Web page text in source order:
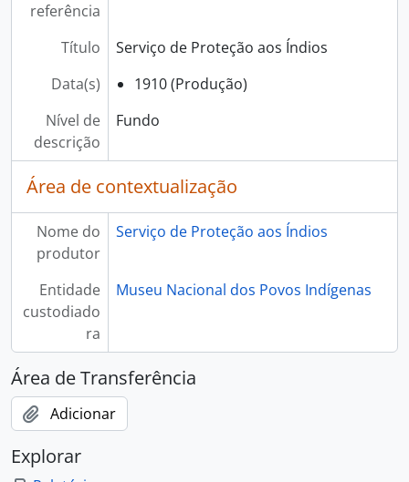
referência
Título
Serviço de Proteção aos Índios
Data(s)
1910 (Produção)
Nível de
descrição
Fundo
Área de contextualização
Nome do
produtor
Serviço de Proteção aos Índios
Entidade
custodiado
ra
Museu Nacional dos Povos Indígenas
Área de Transferência
Adicionar
Explorar